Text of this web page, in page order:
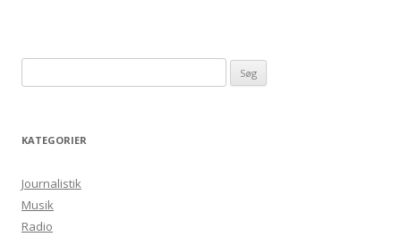
ø
e
t
e
r
KATEGORIER
Journalistik
Musik
Radio